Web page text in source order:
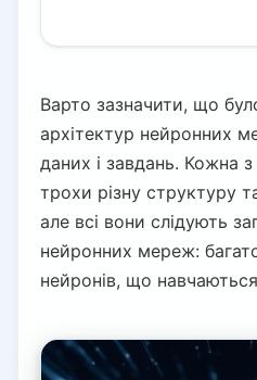
Варто зазначити, що
архітектур нейронних
даних і завдань. Кожна
трохи різну структуру
але всі вони слідують
нейронних мереж:
нейронів, що